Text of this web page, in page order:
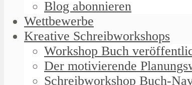
Blog abonnieren
Wettbewerbe
Kreative Schreibworkshops
Workshop Buch
Der motivierende
Schreibworkshop Buch-